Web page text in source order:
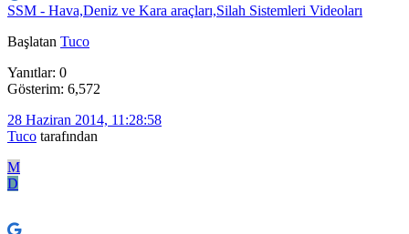
SSM - Hava,Deniz ve Kara araçları,Silah Sistemleri Videoları
Başlatan Tuco
Yanıtlar: 0
Gösterim: 6,572
28 Haziran 2014, 11:28:58
Tuco tarafından
M
D